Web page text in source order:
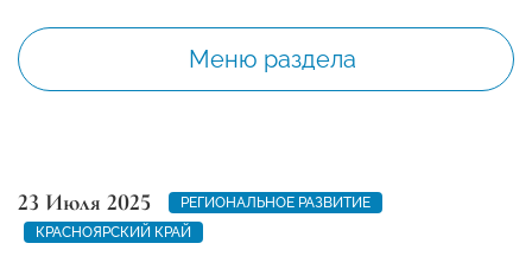
Меню раздела
23 Июля 2025
РЕГИОНАЛЬНОЕ РАЗВИТИЕ
КРАСНОЯРСКИЙ КРАЙ